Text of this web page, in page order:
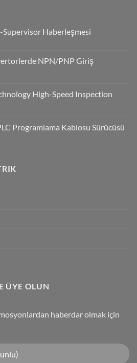
Supervisor Haberleşmesi
NPN/PNP Giriş
High-Speed Inspection
Programlama Kablosu Sürücüsü
ÜYE OLUN
haberdar olmak için